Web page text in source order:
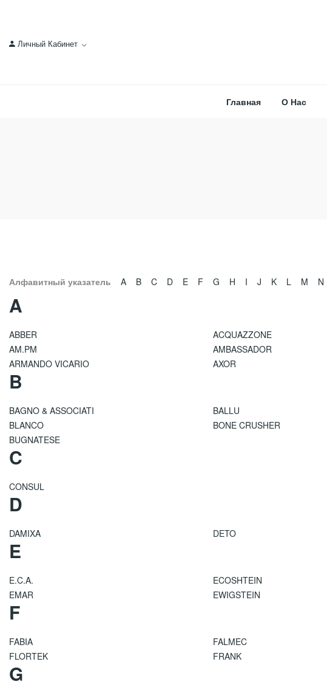
Личный Кабинет
Главная О Нас
Алфавитный указатель A B C D E F G H I J K L M N
A
ABBER ACQUAZZONE
AM.PM
AMBASSADOR
ARMANDO VICARIO
AXOR
B
BAGNO & ASSOCIATI BALLU
BLANCO
BONE CRUSHER
BUGNATESE
C
CONSUL
D
DAMIXA DETO
E
E.C.A. ECOSHTEIN
EMAR
EWIGSTEIN
F
FABIA FALMEC
FLORTEK
FRANK
G